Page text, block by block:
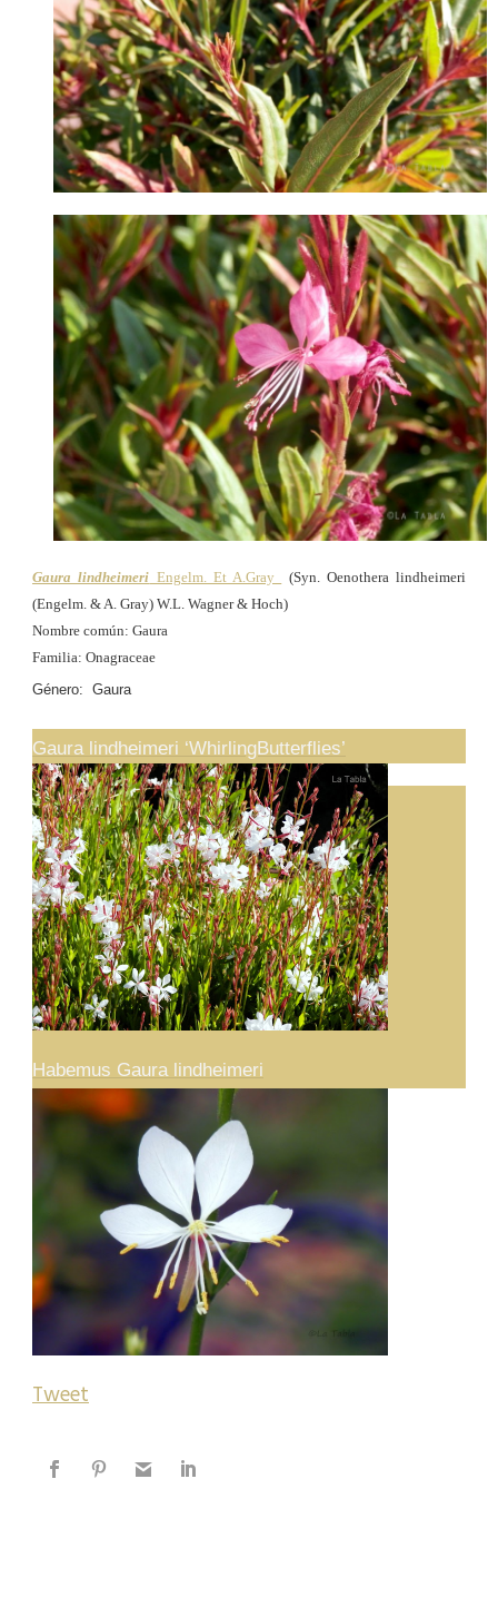
Gaura lindheimeri Engelm. Et A.Gray
(Syn. Oenothera lindheimeri
(Engelm. & A. Gray) W.L. Wagner & Hoch)
Nombre común: Gaura
Familia: Onagraceae
Género: Gaura
Gaura lindheimeri ‘WhirlingButterflies’
Habemus Gaura lindheimeri
Tweet